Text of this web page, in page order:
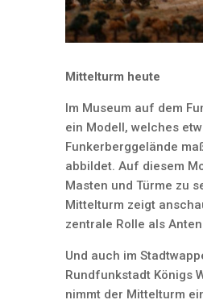
Mittelturm heute
Im Museum auf dem
ein Modell, welches
Funkerberggelände
abbildet. Auf diesem
Masten und Türme zu
Mittelturm zeigt
zentrale Rolle als
Und auch im
Rundfunkstadt Königs
nimmt der Mittelturm